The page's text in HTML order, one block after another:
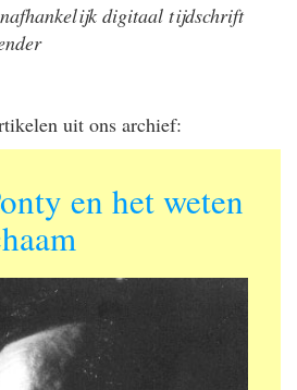
digitaal tijdschrift
uit ons archief:
en het weten